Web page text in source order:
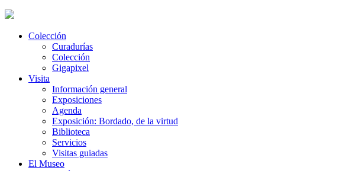
Colección
Curadurías
Colección
Gigapixel
Visita
Información general
Exposiciones
Agenda
Exposición: Bordado, de la virtud
Biblioteca
Servicios
Visitas guiadas
El Museo